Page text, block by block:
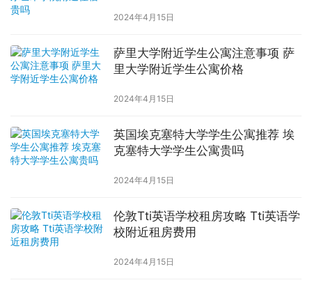
2024年4月15日
萨里大学附近学生公寓注意事项 萨
里大学附近学生公寓价格
2024年4月15日
英国埃克塞特大学学生公寓推荐 埃
克塞特大学学生公寓贵吗
2024年4月15日
伦敦Tti英语学校租房攻略 Tti英语学
校附近租房费用
2024年4月15日